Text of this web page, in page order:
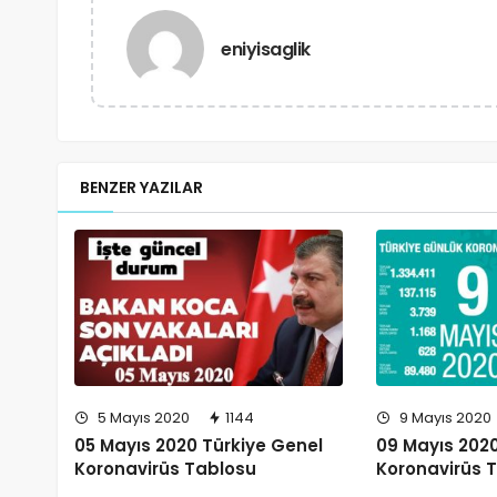
eniyisaglik
BENZER YAZILAR
5 Mayıs 2020 1144
05 Mayıs 2020 Türkiye Genel
Koronavirüs Tablosu
9 Mayıs 2020
09 Mayıs
Koronavirüs